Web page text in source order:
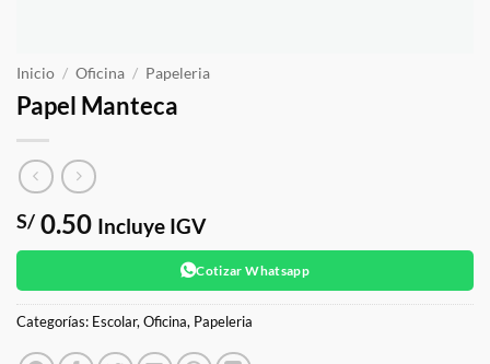
Inicio / Oficina / Papeleria
Papel Manteca
S/ 0.50 Incluye IGV
Cotizar Whatsapp
Categorías: Escolar,Oficina, Papeleria